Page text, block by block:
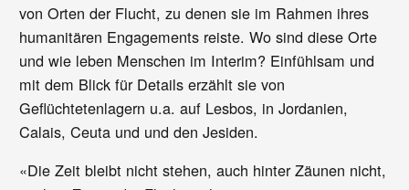
von Orten der Flucht, zu denen sie im Rahmen ihres
humanitären Engagements reiste. Wo sind diese Orte
und wie leben Menschen im Interim? Einfühlsam und
mit dem Blick für Details erzählt sie von
Geflüchtetenlagern u.a. auf Lesbos, in Jordanien,
Calais, Ceuta und und den Jesiden.
«Die Zeit bleibt nicht stehen, auch hinter Zäunen nicht,